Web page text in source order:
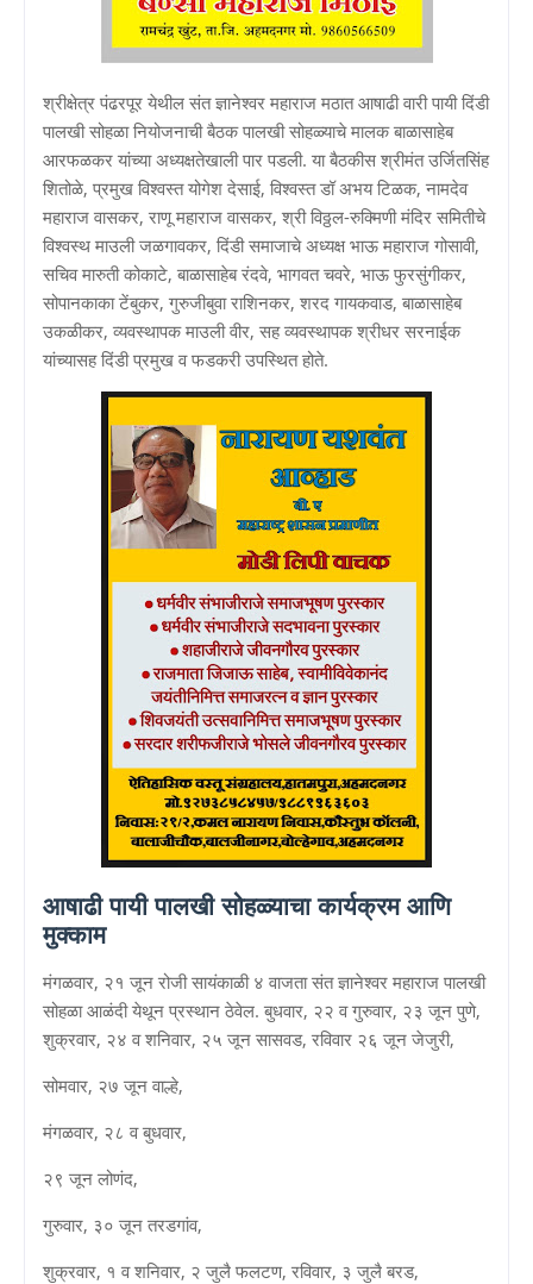
श्रीक्षेत्र पंढरपूर येथील संत ज्ञानेश्वर महाराज मठात आषाढी वारी पायी दिंडी
पालखी सोहळा नियोजनाची बैठक पालखी सोहळ्याचे मालक बाळासाहेब
आरफळकर यांच्या अध्यक्षतेखाली पार पडली. या बैठकीस श्रीमंत उर्जितसिंह
शितोळे, प्रमुख विश्वस्त योगेश देसाई, विश्वस्त डॉ अभय टिळक, नामदेव
महाराज वासकर, राणू महाराज वासकर, श्री विठ्ठल-रुक्मिणी मंदिर समितीचे
विश्वस्थ माउली जळगावकर, दिंडी समाजाचे अध्यक्ष भाऊ महाराज गोसावी,
सचिव मारुती कोकाटे, बाळासाहेब रंदवे, भागवत चवरे, भाऊ फुरसुंगीकर,
सोपानकाका टेंबुकर, गुरुजीबुवा राशिनकर, शरद गायकवाड, बाळासाहेब
उकळीकर, व्यवस्थापक माउली वीर, सह व्यवस्थापक श्रीधर सरनाईक
यांच्यासह दिंडी प्रमुख व फडकरी उपस्थित होते.
आषाढी पायी पालखी सोहळ्याचा कार्यक्रम आणि
मुक्काम
मंगळवार, २१ जून रोजी सायंकाळी ४ वाजता संत ज्ञानेश्वर महाराज पालखी
सोहळा आळंदी येथून प्रस्थान ठेवेल. बुधवार, २२ व गुरुवार, २३ जून पुणे,
शुक्रवार, २४ व शनिवार, २५ जून सासवड, रविवार २६ जून जेजुरी,
सोमवार, २७ जून वाल्हे,
मंगळवार, २८ व बुधवार,
२९ जून लोणंद,
गुरुवार, ३० जून तरडगांव,
शुक्रवार, १ व शनिवार, २ जुलै फलटण, रविवार, ३ जुलै बरड,